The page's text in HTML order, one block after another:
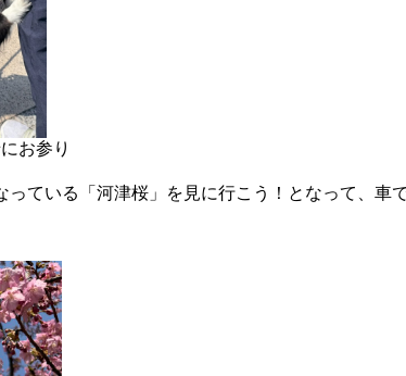
お参り
っている「河津桜」を見に行こう！となって、車